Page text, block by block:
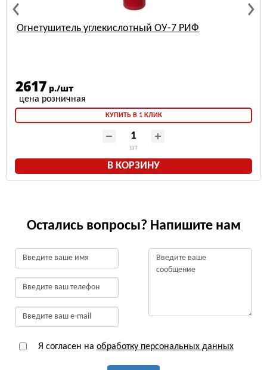
Огнетушитель углекислотный ОУ-7 РИФ
2617 р./шт
КУПИТЬ В 1 КЛИК
шт
В КОРЗИНУ
Остались вопросы? Напишите нам
Я согласен на обработку персональных данных